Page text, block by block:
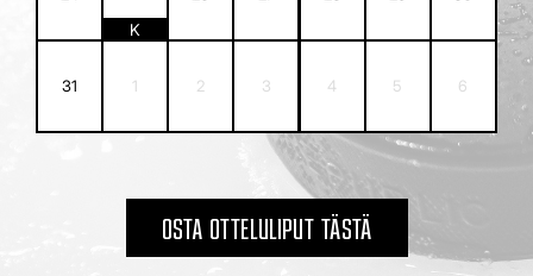
K
31 1 2 3 4 5 6
OSTA OTTELULIPUT TÄSTÄ